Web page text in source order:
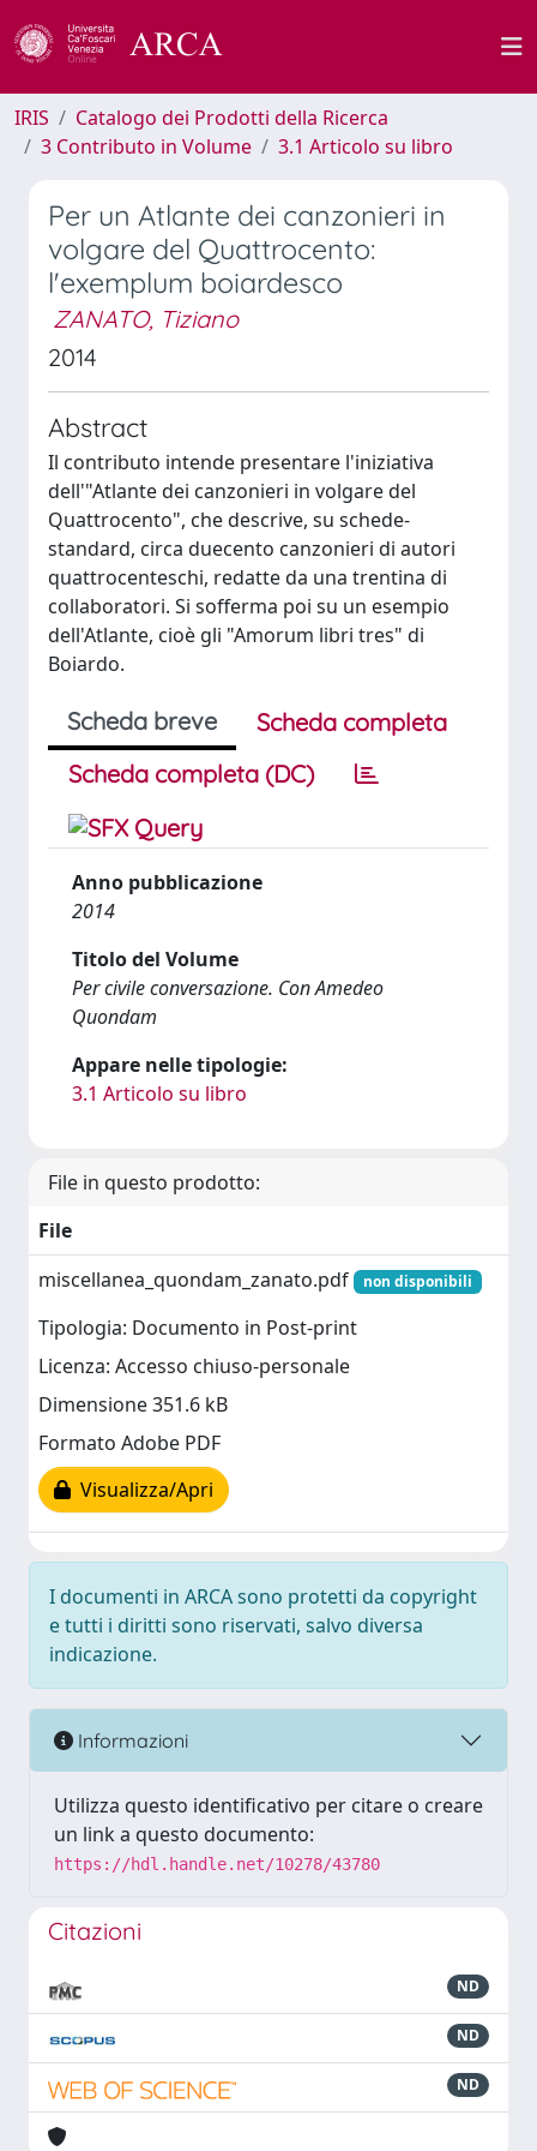
IRIS
Catalogo dei Prodotti della Ricerca
3 Contributo in Volume
3.1 Articolo su libro
Per un Atlante dei canzonieri in
volgare del Quattrocento:
l'exemplum boiardesco
ZANATO, Tiziano
2014
Abstract
Il contributo intende presentare l'iniziativa
dell'"Atlante dei canzonieri in volgare del
Quattrocento", che descrive, su schede-
standard, circa duecento canzonieri di autori
quattrocenteschi, redatte da una trentina di
collaboratori. Si sofferma poi su un esempio
dell'Atlante, cioè gli "Amorum libri tres" di
Boiardo.
Scheda breve
Scheda completa
Scheda completa (DC)
Anno pubblicazione
2014
Titolo del Volume
Per civile conversazione. Con Amedeo
Quondam
Appare nelle tipologie:
3.1 Articolo su libro
File in questo prodotto:
File
miscellanea_quondam_zanato.pdf
non disponibili
Tipologia: Documento in Post-print
Licenza: Accesso chiuso-personale
Dimensione 351.6 kB
Formato Adobe PDF
Visualizza/Apri
I documenti in ARCA sono protetti da copyright
e tutti i diritti sono riservati, salvo diversa
indicazione.
Informazioni
Utilizza questo identificativo per citare o creare
un link a questo documento:
https://hdl.handle.net/10278/43780
Citazioni
ND
ND
ND